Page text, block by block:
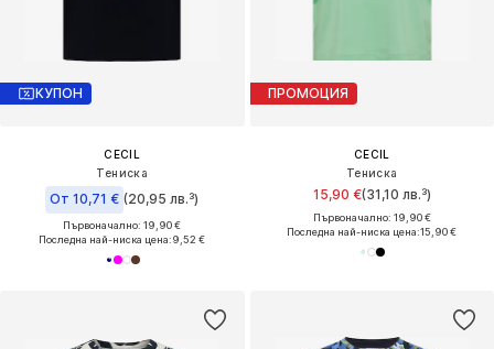
КУПОН
CECIL
Тениска
От 10,71 € (20,95 лв.³)
Първоначално: 19,90 €
Последна най-ниска цена:9,52 €
ПРОМОЦИЯ
CECIL
Тениска
15,90 €(31,10 лв.³)
Първоначално: 19,90 €
Последна най-ниска цена:15,90 €